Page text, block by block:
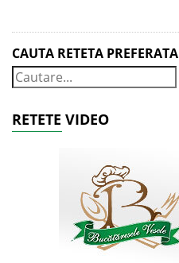
CAUTA RETETA PREFERATA
RETETE VIDEO